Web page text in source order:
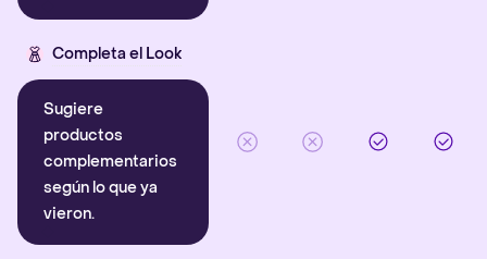
Completa el Look
Sugiere
productos
complementarios
según lo que ya
vieron.